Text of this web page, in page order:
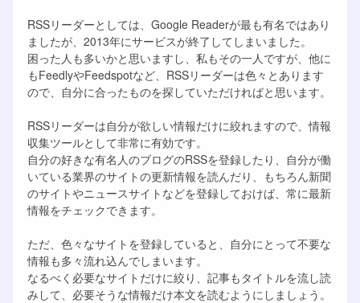
RSSリーダーとしては、Google Readerが最も有名ではあり
ましたが、2013年にサービスが終了してしまいました。
困った人も多いかと思いますし、私もその一人ですが、他に
もFeedlyやFeedspotなど、RSSリーダーは色々とあります
ので、自分に合ったものを探していただければと思います。
RSSリーダーは自分が欲しい情報だけに絞れますので、情報
収集ツールとして非常に有効です。
自分の好きな有名人のブログのRSSを登録したり、自分が働
いている業界のサイトの更新情報を読んだり、もちろん新聞
のサイトやニュースサイトなどを登録しておけば、常に最新
情報をチェックできます。
ただ、色々なサイトを登録していると、自分にとって不要な
情報も多々流れ込んでしまいます。
なるべく必要なサイトだけに絞り、記事もタイトルを流し読
みして、必要そうな情報だけ本文を読むようにしましょう。